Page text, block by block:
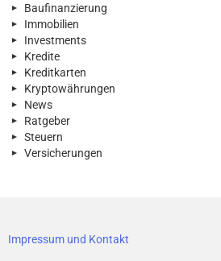
Baufinanzierung
Immobilien
Investments
Kredite
Kreditkarten
Kryptowährungen
News
Ratgeber
Steuern
Versicherungen
Impressum und Kontakt